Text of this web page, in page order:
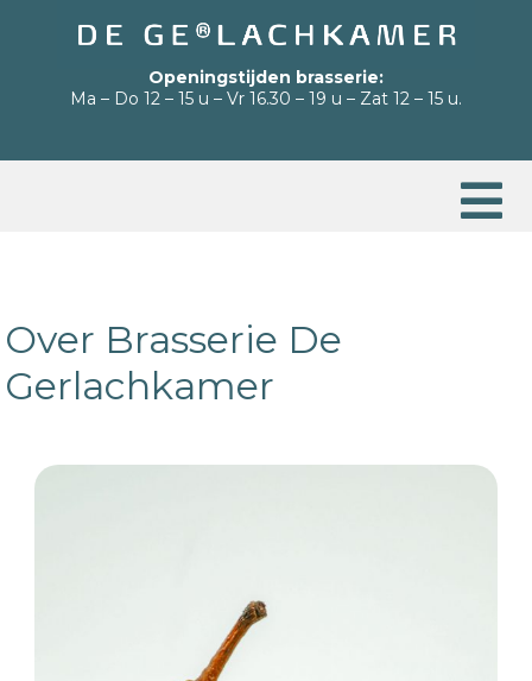
Openingstijden brasserie:
Ma – Do 12 – 15 u – Vr 16.30 – 19 u – Zat 12 – 15 u.
Over Brasserie De
Gerlachkamer